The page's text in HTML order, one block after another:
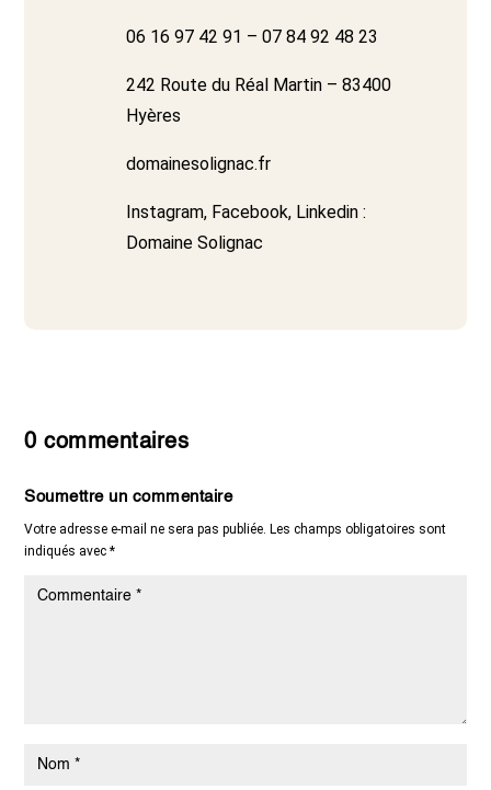
06 16 97 42 91 – 07 84 92 48 23
242 Route du Réal Martin – 83400
Hyères
domainesolignac.fr
Instagram, Facebook, Linkedin :
Domaine Solignac
0 commentaires
Soumettre un commentaire
Votre adresse e-mail ne sera pas publiée. Les champs obligatoires sont
indiqués avec*